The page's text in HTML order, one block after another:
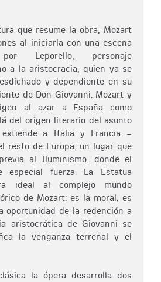
que resume la obra, Mozart
al iniciarla con una escena
por Leporello, personaje
a la aristocracia, quien ya se
y dependiente en su
de Don Giovanni. Mozart y
al azar a España como
del origen literario del asunto
a Italia y Francia –
resto de Europa, un lugar que
al Iluminismo, donde el
especial fuerza. La Estatua
ideal al complejo mundo
de Mozart: es la moral, es
oportunidad de la redención a
aristocrática de Giovanni se
la venganza terrenal y el
la ópera desarrolla dos